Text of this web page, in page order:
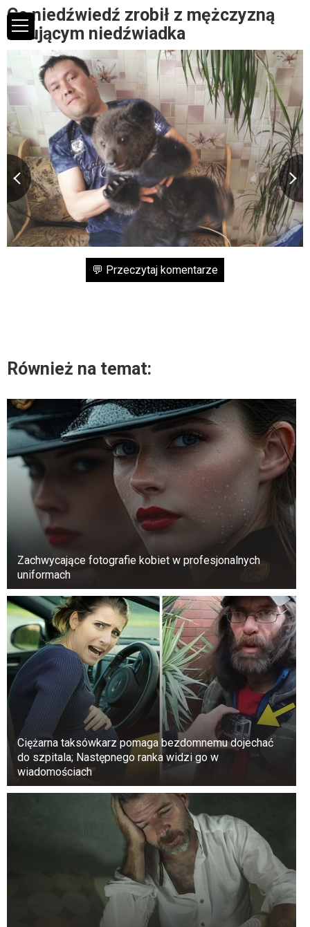
Co niedźwiedź zrobił z mężczyzną
ratującym niedźwiadka
💬 Przeczytaj komentarze
Również na temat:
Zachwycające fotografie kobiet w profesjonalnych
uniformach
Ciężarna taksówkarz pomaga bezdomnemu dojechać
do szpitala; Następnego ranka widzi go w
wiadomościach